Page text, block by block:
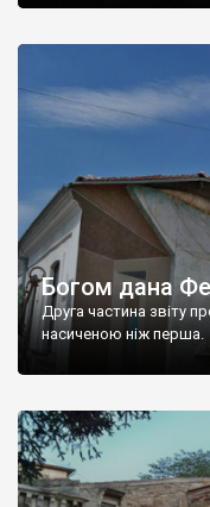
Богом дана
Друга частина звіту
насиченою ніж перша.